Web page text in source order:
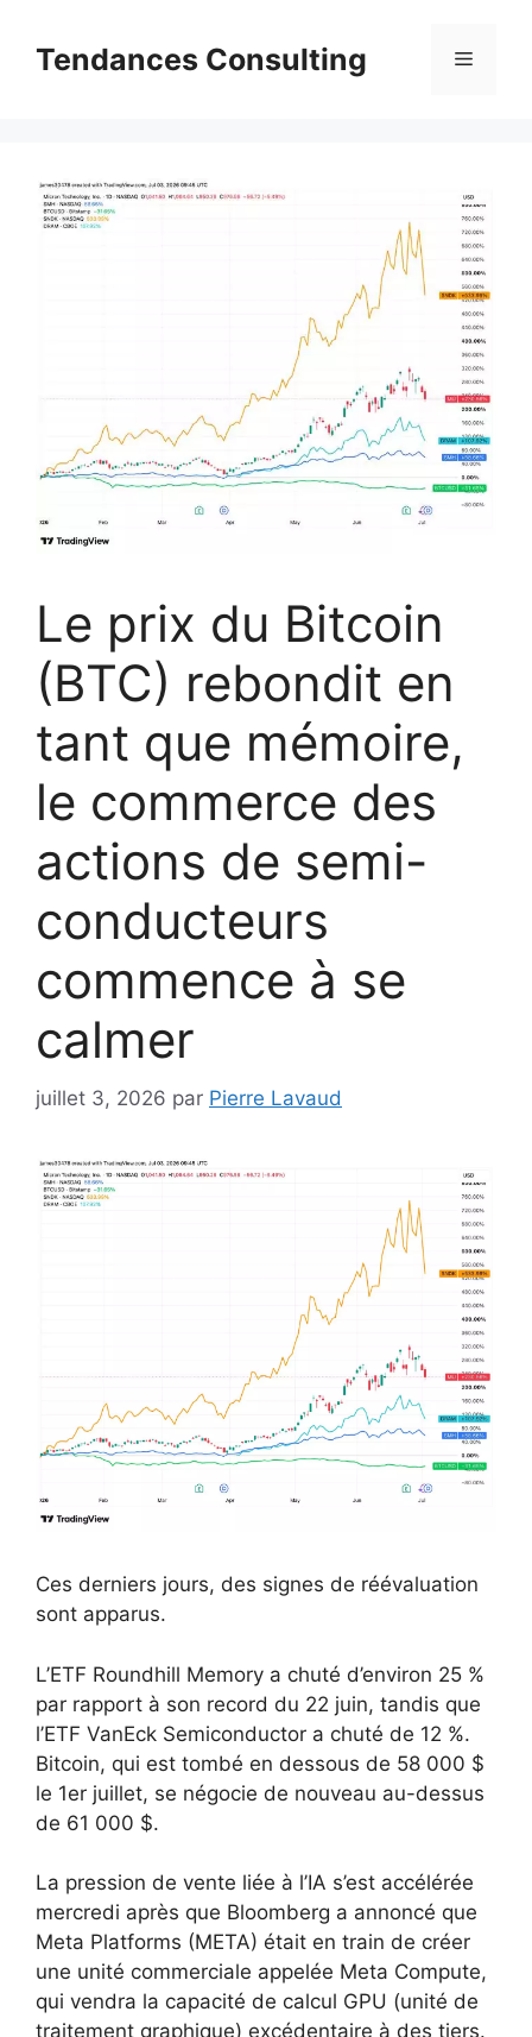
contenuTendances Consulting Menu
Le prix du Bitcoin
(BTC) rebondit en
tant que mémoire,
le commerce des
actions de semi-
conducteurs
commence à se
calmer
juillet 3, 2026 par Pierre Lavaud
Ces derniers jours, des signes de réévaluation
sont apparus.
L’ETF Roundhill Memory a chuté d’environ 25 %
par rapport à son record du 22 juin, tandis que
l’ETF VanEck Semiconductor a chuté de 12 %.
Bitcoin, qui est tombé en dessous de 58 000 $
le 1er juillet, se négocie de nouveau au-dessus
de 61 000 $.
La pression de vente liée à l’IA s’est accélérée
mercredi après que Bloomberg a annoncé que
Meta Platforms (META) était en train de créer
une unité commerciale appelée Meta Compute,
qui vendra la capacité de calcul GPU (unité de
traitement graphique) excédentaire à des tiers.